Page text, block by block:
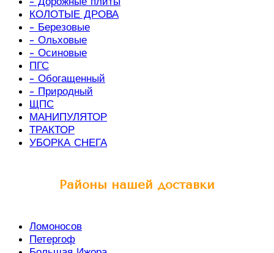
КОЛОТЫЕ ДРОВА
- Березовые
- Ольховые
- Осиновые
ПГС
- Обогащенный
- Природный
ЩПС
МАНИПУЛЯТОР
ТРАКТОР
УБОРКА СНЕГА
Районы нашей доставки
Ломоносов
Петергоф